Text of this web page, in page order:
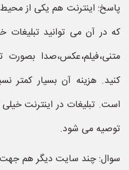
پاسخ: اینترنت هم یکی از
که در آن می توانید تبلیغات
متنی،فیلم،عکس،صدا بصورت
کنید. هزینه آن بسیار کمتر
است. تبلیغات در اینترنت
توصیه می شود.
سوال: چند سایت دیگر هم